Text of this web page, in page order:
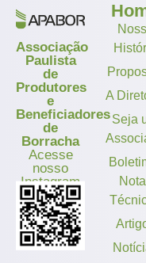
Associação
Paulista
de
Produtores
e
Beneficiadores
de
Borracha
Acesse
nosso
Instagram
A
Seja